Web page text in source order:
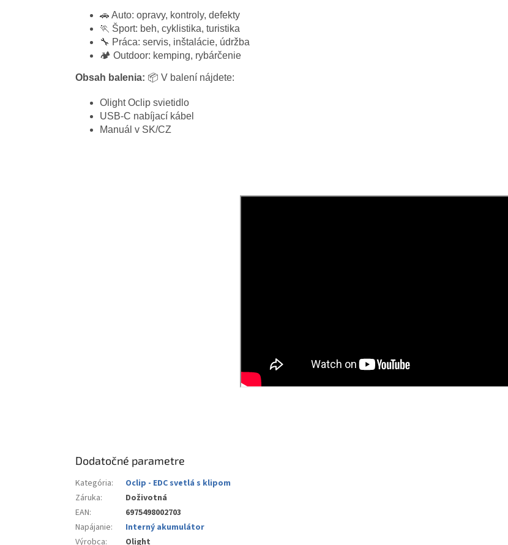
🚗 Auto: opravy, kontroly, defekty
🏃 Šport: beh, cyklistika, turistika
🔧 Práca: servis, inštalácie, údržba
🏕️ Outdoor: kemping, rybárčenie
Obsah balenia: 📦 V balení nájdete:
Olight Oclip svietidlo
USB-C nabíjací kábel
Manuál v SK/CZ
Dodatočné parametre
Kategória:
Oclip - EDC svetlá s klipom
Záruka:
Doživotná
EAN:
6975498002703
Napájanie:
Interný akumulátor
Výrobca: Olight